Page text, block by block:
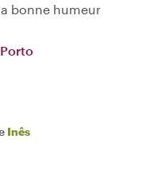
bonne humeur
Inês